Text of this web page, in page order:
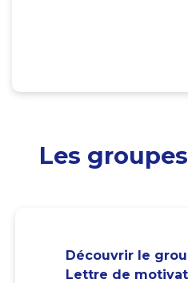
Les groupes
Découvrir le
Lettre de